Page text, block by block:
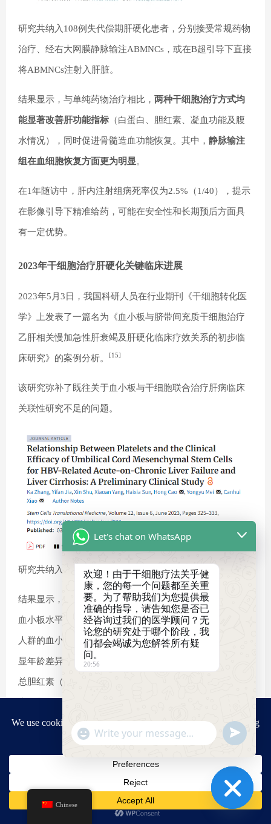
研究共纳入108例失代偿期肝硬化患者，分别接受常规药物
治疗、经右大网膜静脉输注ABMNCs，或在B超引导下直接
将ABMNCs注射入肝脏。
结果显示，与单纯药物治疗相比， 两种干细胞治疗方式均
能显著改善肝功能指标 （白蛋白、胆红素、凝血功能及腹
水情况），同时促进骨髓造血功能恢复。其中， 静脉输注
组在血细胞恢复方面更为明显。
在1年随访中，肝内注射组病死率仅为2.5%（1/40），提示
在影像引导下精准给药，可能在安全性和长期预后方面具
有一定优势。
2023年干细胞治疗肝硬化关键临床进展
2023年5月3日，我国科研人员在行业期刊《干细胞转化医
学》上发表了一篇名为《血小板与脐带间充质干细胞治疗
乙肝相关慢加急性肝衰竭及肝硬化临床疗效关系的初步临
床研究》的案例分析。 [15]
该研究弥补了既往关于血小板与干细胞联合治疗肝病临床
关联性研究不足的问题。
研究共纳入64例ACLF患者和59例肝硬化患者。
结果显示，接受较长疗程（>4次）UCMSC治疗的患者，其
血小板水平整体呈上升趋势；在肝硬化患者中，45岁以下
人群的血小板水平高于年长患者，而ACLF患者未表现出明
显年龄差异。进一步分析发现，不同血小板水平的患者在
总胆红素（TBIL）下降幅度上并无显著差异，提示血小板
研究认为，UCMSC对ACLF和肝硬化的治疗效果与血小板
水平无直接相关性，其临床获益更多取决于疾病类型和治
2023年12月13日，期刊杂志《Front. Bioeng. Biotechnol》
Chinese
Let's chat on WhatsApp
欢迎！由于干细胞疗法关乎健
康，您的每一个问题都至关重
要。为了帮助我们为您提供最
准确的指导，请告知您是否已
经咨询过我们的医学顾问？无
论您的研究处于哪个阶段，我
们都会竭诚为您解答所有疑
问。
20:56
"+chaty_settings.lang.emoji_picker+"
WhatsApp
Send
WhatsApp
Message